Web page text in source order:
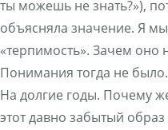
ты можешь не знать?»),
объясняла значение. Я
«терпимость». Зачем оно
Понимания тогда не
На долгие годы. Почему
этот давно забытый